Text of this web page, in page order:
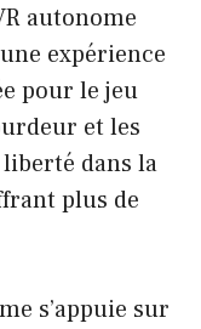
autonome
expérience
pour le jeu
et les
dans la
plus de
s’appuie sur